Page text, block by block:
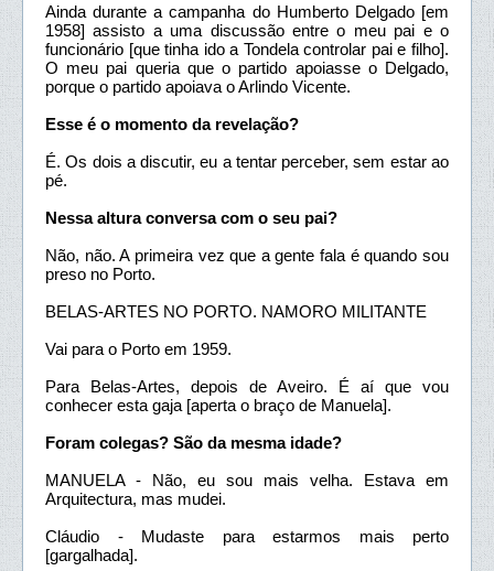
Ainda durante a campanha do Humberto Delgado [em
1958] assisto a uma discussão entre o meu pai e o
funcionário [que tinha ido a Tondela controlar pai e filho].
O meu pai queria que o partido apoiasse o Delgado,
porque o partido apoiava o Arlindo Vicente.
Esse é o momento da revelação?
É. Os dois a discutir, eu a tentar perceber, sem estar ao
pé.
Nessa altura conversa com o seu pai?
Não, não. A primeira vez que a gente fala é quando sou
preso no Porto.
BELAS-ARTES NO PORTO. NAMORO MILITANTE
Vai para o Porto em 1959.
Para Belas-Artes, depois de Aveiro. É aí que vou
conhecer esta gaja [aperta o braço de Manuela].
Foram colegas? São da mesma idade?
MANUELA - Não, eu sou mais velha. Estava em
Arquitectura, mas mudei.
Cláudio - Mudaste para estarmos mais perto
[gargalhada].